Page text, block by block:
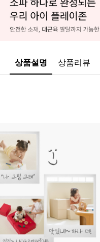
상품설명 상품리뷰